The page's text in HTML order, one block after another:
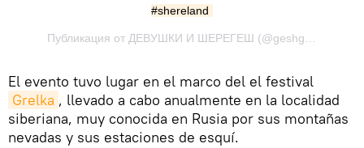
#shereland
Публикация от ДЕВУШКИ И ШЕРЕГЕШ (@geshgirls) Апр 17 2017 в 5:20 PDT
El evento tuvo lugar en el marco del el festival
Grelka , llevado a cabo anualmente en la localidad
siberiana, muy conocida en Rusia por sus montañas
nevadas y sus estaciones de esquí.